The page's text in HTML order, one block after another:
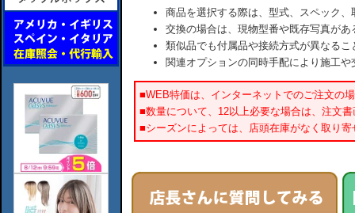
商品を選択する際は、型式、スペック
交換の場合は、現物型番や既存写真が
類似品でも付属品や接続方式が異なるこ
関連オプションの同時手配により施工
■WEB特価は、インターネットでのご注文の
■数量について、12以上必要な場合は、注文
■シーズンによっては、店頭在庫がなく取り